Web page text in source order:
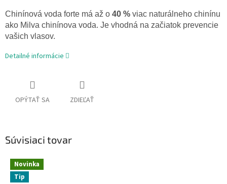
Chinínová voda forte má až o 40 % viac naturálneho chinínu
ako Milva chinínova voda. Je vhodná na začiatok prevencie
vašich vlasov.
Detailné informácie
OPÝTAŤ SA ZDIEĽAŤ
Súvisiaci tovar
Novinka
Tip